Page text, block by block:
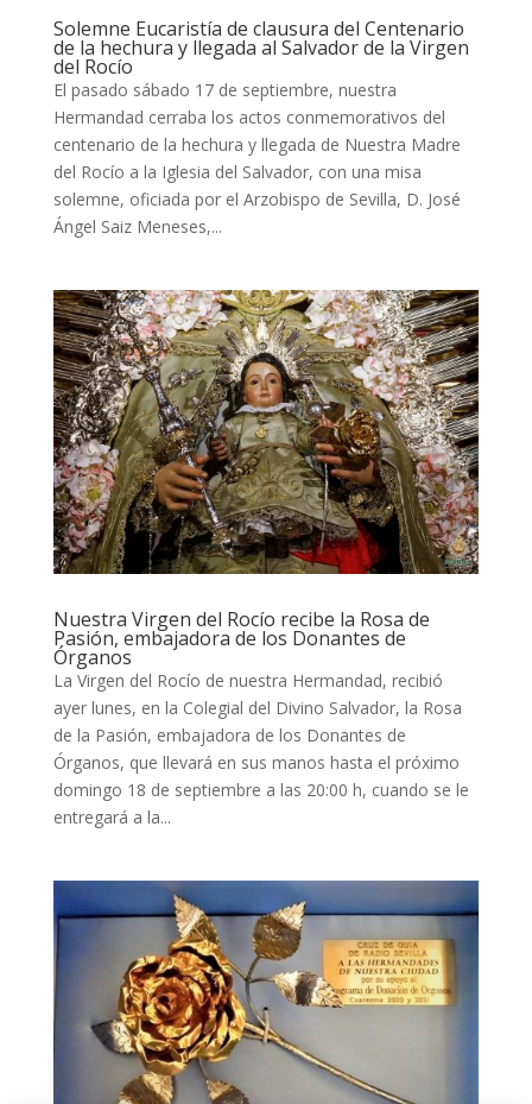
Solemne Eucaristía de clausura del Centenario
de la hechura y llegada al Salvador de la Virgen
del Rocío
El pasado sábado 17 de septiembre, nuestra
Hermandad cerraba los actos conmemorativos del
centenario de la hechura y llegada de Nuestra Madre
del Rocío a la Iglesia del Salvador, con una misa
solemne, oficiada por el Arzobispo de Sevilla, D. José
Ángel Saiz Meneses,...
Nuestra Virgen del Rocío recibe la Rosa de
Pasión, embajadora de los Donantes de
Órganos
La Virgen del Rocío de nuestra Hermandad, recibió
ayer lunes, en la Colegial del Divino Salvador, la Rosa
de la Pasión, embajadora de los Donantes de
Órganos, que llevará en sus manos hasta el próximo
domingo 18 de septiembre a las 20:00 h, cuando se le
entregará a la...